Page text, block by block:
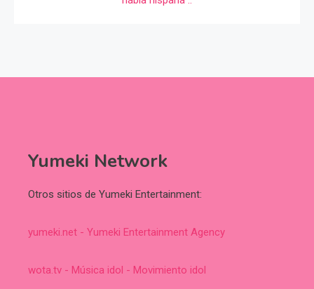
Yumeki Network
Otros sitios de Yumeki Entertainment:
yumeki.net - Yumeki Entertainment Agency
wota.tv - Música idol - Movimiento idol